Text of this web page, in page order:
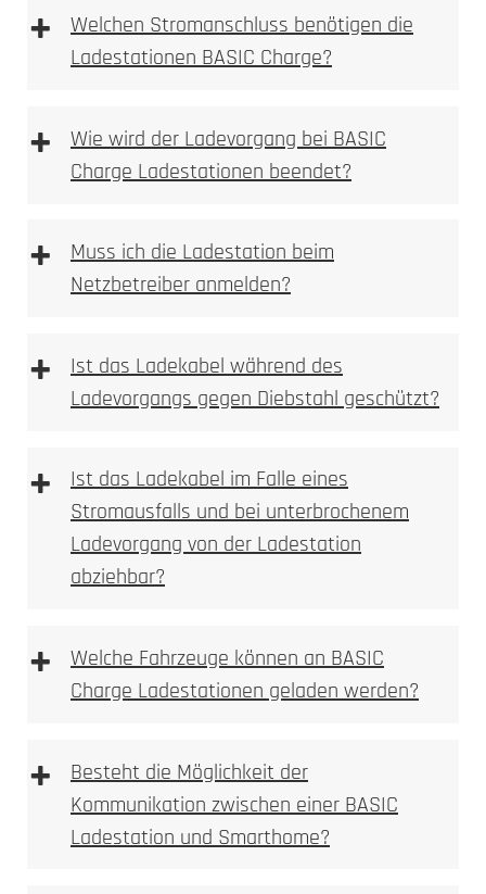
Fundament Bewehrungsplan
+
Welchen Stromanschluss benötigen die
Ladestationen BASIC Charge?
+
Wie wird der Ladevorgang bei BASIC
Charge Ladestationen beendet?
+
Muss ich die Ladestation beim
Netzbetreiber anmelden?
+
Ist das Ladekabel während des
Ladevorgangs gegen Diebstahl geschützt?
+
Ist das Ladekabel im Falle eines
Stromausfalls und bei unterbrochenem
Ladevorgang von der Ladestation
abziehbar?
+
Welche Fahrzeuge können an BASIC
Charge Ladestationen geladen werden?
+
Besteht die Möglichkeit der
Kommunikation zwischen einer BASIC
Ladestation und Smarthome?